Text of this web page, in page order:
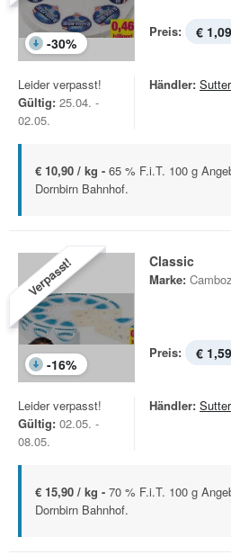
-30%
Preis: € 1,09
Leider verpasst!
Gültig: 25.04. -
02.05.
Händler:
€ 10,90 / kg - 65 % F.i.T. 100 g
Dornbirn Bahnhof.
Verpasst!
-16%
Classic
Marke:
Preis: € 1,59
Leider verpasst!
Gültig: 02.05. -
08.05.
Händler:
€ 15,90 / kg - 70 % F.i.T. 100 g
Dornbirn Bahnhof.